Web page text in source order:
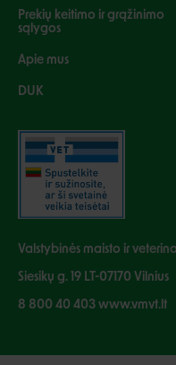
Prekių keitimo ir grąžinimo
sąlygos
Apie mus
DUK
Valstybinės maisto ir
Siesikų g. 19 LT-07170 Vilnius
8 800 40 403 www.vmvt.lt